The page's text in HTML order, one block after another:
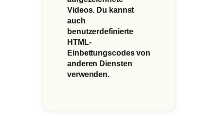
Videos. Du kannst
auch
benutzerdefinierte
HTML-
Einbettungscodes von
anderen Diensten
verwenden.